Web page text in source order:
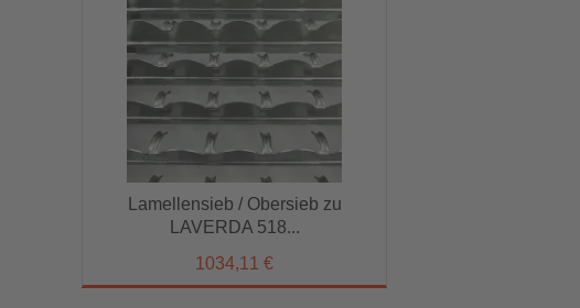
Lamellensieb / Obersieb zu
LAVERDA 518...
1034,11 €
Lamellensieb / Obersieb zu
LAVERDA 518...
1034,11 €